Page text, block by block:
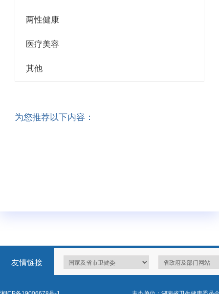
两性健康
医疗美容
其他
为您推荐以下内容：
友情链接